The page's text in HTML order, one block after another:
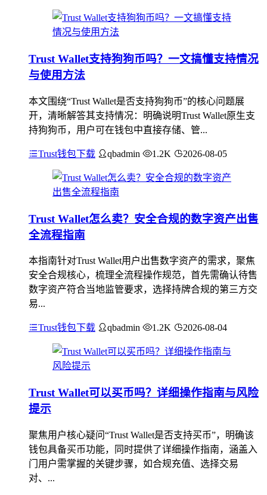
Trust Wallet支持狗狗币吗？一文搞懂支持情况
与使用方法
本文围绕“Trust Wallet是否支持狗狗币”的核心问题展
开，清晰解答其支持情况：明确说明Trust Wallet原生支
持狗狗币，用户可在钱包中直接存储、管...
Trust钱包下载 qbadmin 1.2K 2026-08-05
Trust Wallet怎么卖？安全合规的数字资产出售
全流程指南
本指南针对Trust Wallet用户出售数字资产的需求，聚焦
安全合规核心，梳理全流程操作规范，首先需确认待售
数字资产符合当地监管要求，选择持牌合规的第三方交
易...
Trust钱包下载 qbadmin 1.2K 2026-08-04
Trust Wallet可以买币吗？详细操作指南与风险
提示
聚焦用户核心疑问“Trust Wallet是否支持买币”，明确该
钱包具备买币功能，同时提供了详细操作指南，涵盖入
门用户需掌握的关键步骤，如合规充值、选择交易
对、...